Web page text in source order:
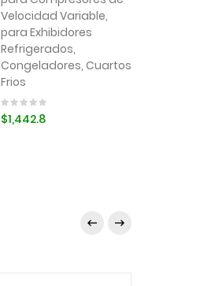
Velocidad Variable,
para Exhibidores
Refrigerados,
Congeladores, Cuartos
Frios
$1,442.8